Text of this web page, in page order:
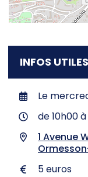
INFOS UTILES
Le
de 10h00
1 Avenue
5 euros